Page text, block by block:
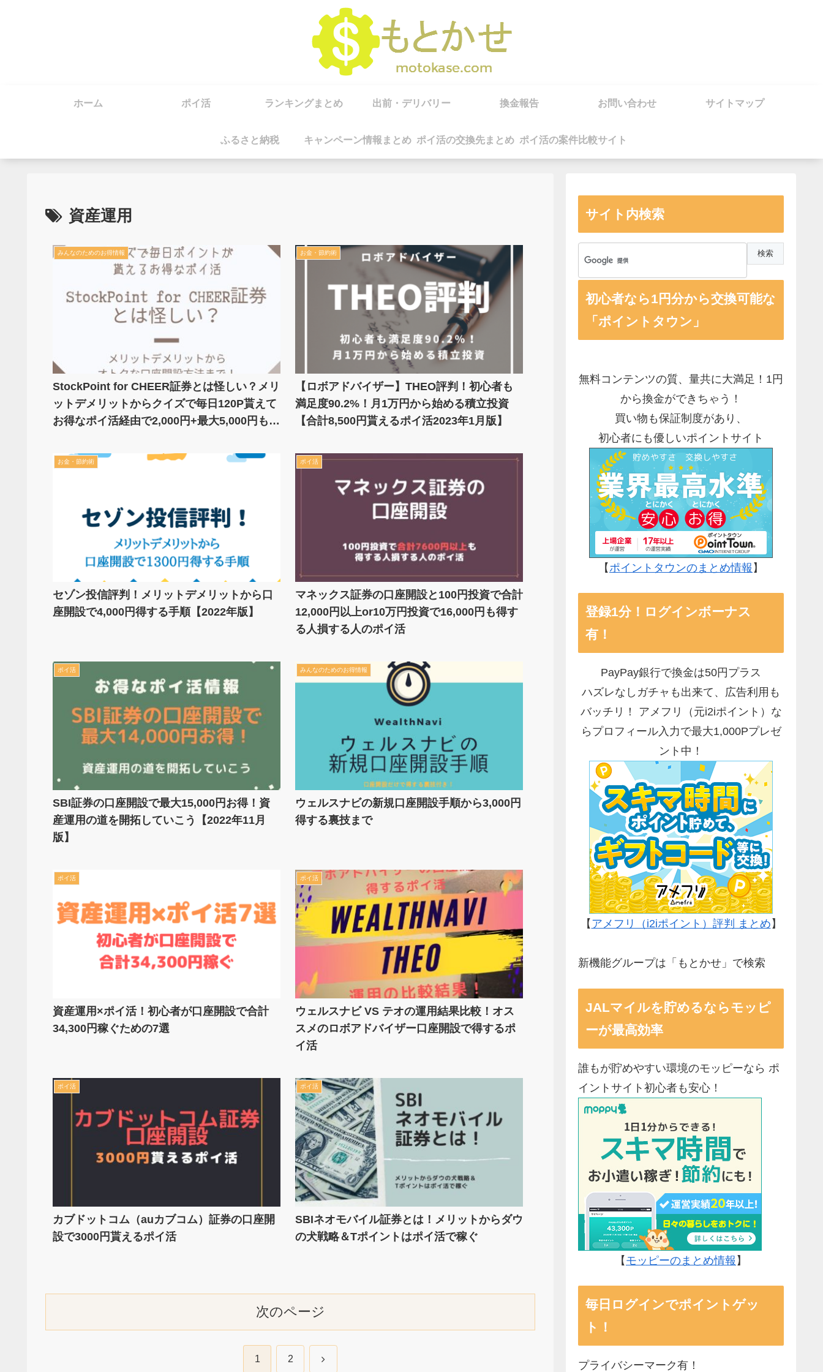
ホーム ポイ活 ランキングまとめ 出前・デリバリー 換金報告 お問い合わせ サイトマップ
ふるさと納税 キャンペーン情報まとめ ポイ活の交換先まとめ ポイ活の案件比較サイト
資産運用
みんなのためのお得情報
StockPoint for CHEER証券とは怪しい？メリ
ットデメリットからクイズで毎日120P貰えて
お得なポイ活経由で2,000円+最大5,000円も貰
お金・節約術
【ロボアドバイザー】THEO評判！初心者も
満足度90.2%！月1万円から始める積立投資
【合計8,500円貰えるポイ活2023年1月版】
お金・節約術
セゾン投信評判！メリットデメリットから口
座開設で4,000円得する手順【2022年版】
ポイ活
マネックス証券の口座開設と100円投資で合計
12,000円以上or10万円投資で16,000円も得す
る人損する人のポイ活
ポイ活
SBI証券の口座開設で最大15,000円お得！資
産運用の道を開拓していこう【2022年11月
版】
みんなのためのお得情報
ウェルスナビの新規口座開設手順から3,000円
得する裏技まで
ポイ活
資産運用×ポイ活！初心者が口座開設で合計
34,300円稼ぐための7選
ポイ活
ウェルスナビ VS テオの運用結果比較！オス
スメのロボアドバイザー口座開設で得するポ
イ活
ポイ活
カブドットコム（auカブコム）証券の口座開
設で3000円貰えるポイ活
ポイ活
SBIネオモバイル証券とは！メリットからダウ
の犬戦略＆Tポイントはポイ活で稼ぐ
次のページ
1 2 次
サイト内検索
初心者なら1円分から交換可能な
「ポイントタウン」
無料コンテンツの質、量共に大満足！1円
から換金ができちゃう！
買い物も保証制度があり、
初心者にも優しいポイントサイト
【ポイントタウンのまとめ情報 】
登録1分！ログインボーナス
有！
PayPay銀行で換金は50円プラス
ハズレなしガチャも出来て、広告利用も
バッチリ！ アメフリ（元i2iポイント）な
らプロフィール入力で最大1,000Pプレゼ
ント中！
【 アメフリ（i2iポイント）評判 まとめ 】
新機能グループは「もとかせ」で検索
JALマイルを貯めるならモッピ
ーが最高効率
誰もが貯めやすい環境のモッピーなら ポ
イントサイト初心者も安心！
【 モッピーのまとめ情報 】
毎日ログインでポイントゲッ
ト！
プライバシーマーク有！